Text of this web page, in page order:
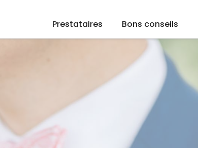
Prestataires Bons conseils